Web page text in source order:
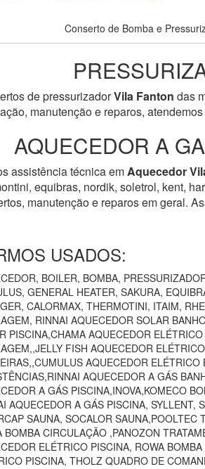
Conserto de Bomba e
de pressurizadorVila Fanton das
manutenção e reparos,
AQUECEDOR A
assistência técnica emAquecedor
equibras, nordik, soletrol, kent,
manutenção e reparos em geral.
USADOS:
BOILER, BOMBA,
GENERAL HEATER, SAKURA,
CALORMAX, THERMOTINI, ITAIM,
RINNAI AQUECEDOR SOLAR
PISCINA,CHAMA AQUECEDOR
FISH AQUECEDOR
AQUECEDOR
AQUECEDOR A GÁS
A GÁS PISCINA,INOVA,KOMECO
AQUECEDOR A GÁS PISCINA, SYLLENT,
SAUNA, SOCALOR SAUNA,POOLTEC
BOMBA CIRCULAÇÃO ,PANOZON
ELÉTRICO PISCINA, ROWA
PISCINA, THOLZ QUADRO DE